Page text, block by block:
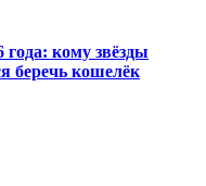
года: кому звёзды
беречь кошелёк